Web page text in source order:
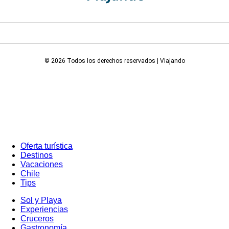
© 2026 Todos los derechos reservados | Viajando
Oferta turística
Destinos
Vacaciones
Chile
Tips
Sol y Playa
Experiencias
Cruceros